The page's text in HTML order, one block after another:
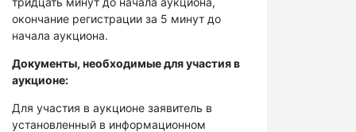
окончание регистрации за 5 минут до
начала аукциона.
Документы, необходимые для участия в
аукционе:
Для участия в аукционе заявитель в
установленный в информационном